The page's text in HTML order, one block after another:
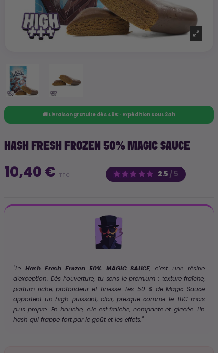
🚚 Livraison gratuite dès 49€ · Expédition sous 24h
HASH FRESH FROZEN 50% MAGIC SAUCE
2.5 / 5
10,40 € TTC
"LeHash Fresh Frozen 50% MAGIC SAUCE, c’est une résine
d’exception. Dès l’ouverture, tu sens le premium : texture fraîche,
parfum riche, profondeur et finesse. Les 50 % de Magic Sauce
apportent un high puissant, clair, presque comme le THC mais
plus propre. En bouche, elle est fraiche, compacte et glacée. Un
hash qui frappe fort par le goût et les effets."